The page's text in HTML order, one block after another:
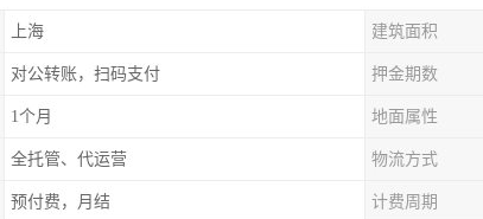
上海 建筑面积
对公转账，扫码支付 押金期数
1个月 地面属性
全托管、代运营 物流方式
预付费，月结 计费周期